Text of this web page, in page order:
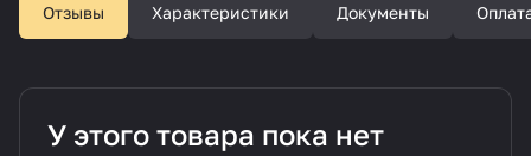
Отзывы Характеристики Документы
У этого товара пока нет